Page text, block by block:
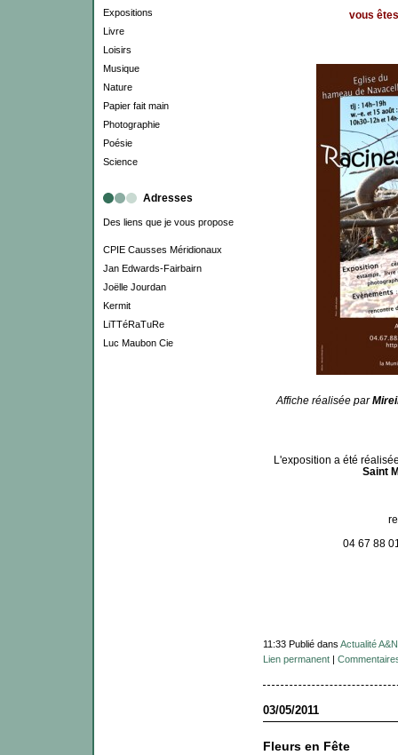
Expositions
Livre
Loisirs
Musique
Nature
Papier fait main
Photographie
Poésie
Science
Adresses
Des liens que je vous propose
CPIE Causses Méridionaux
Jan Edwards-Fairbairn
Joëlle Jourdan
Kermit
LiTTéRaTuRe
Luc Maubon Cie
vous
Affiche réalisée par
L'exposition a été
Saint
04 67 88
11:33 Publié dans Actualité A&N
Lien permanent|
03/05/2011
Fleurs en Fête